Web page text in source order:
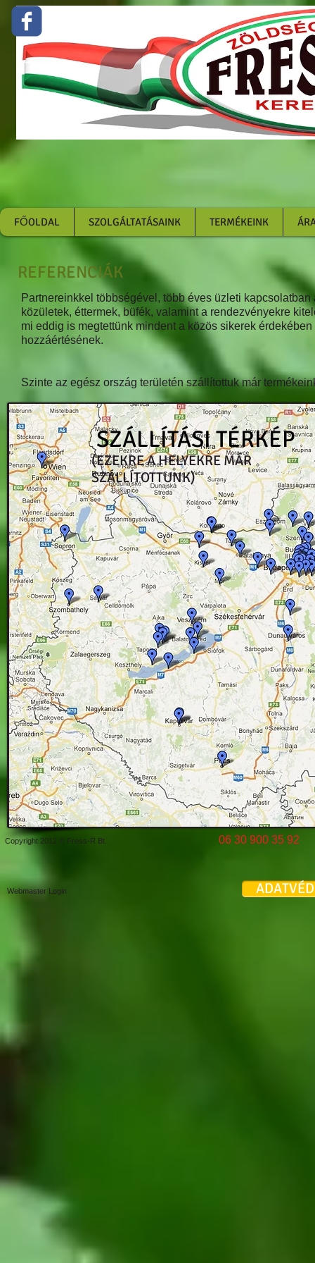
Zöldség gyümölcs
google-site-
3SPkU
FŐOLDAL SZOLGÁLTATÁSAINK TERMÉKEINK
REFERENCIÁK
Partnereinkkel többségével, több éves üzleti
közületek, éttermek, büfék, valamint a rendezvényekre
mi eddig is megtettünk mindent a közös sikerek
hozzáértésének.
Szinte az egész ország területén szállítottuk már
SZÁLLÍTÁSI TÉRKÉP
(EZEKRE A HELYEKRE MÁR
SZÁLLÍTOTTUNK)
Copyright 2012 © Fress-R Bt. 06 30 900 35
Webmaster Login